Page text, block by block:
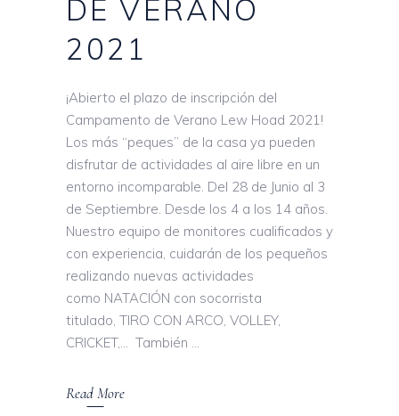
DE VERANO
2021
¡Abierto el plazo de inscripción del
Campamento de Verano Lew Hoad 2021!
Los más “peques” de la casa ya pueden
disfrutar de actividades al aire libre en un
entorno incomparable. Del 28 de Junio al 3
de Septiembre. Desde los 4 a los 14 años.
Nuestro equipo de monitores cualificados y
con experiencia, cuidarán de los pequeños
realizando nuevas actividades
como NATACIÓN con socorrista
titulado, TIRO CON ARCO, VOLLEY,
CRICKET,… También
Read More